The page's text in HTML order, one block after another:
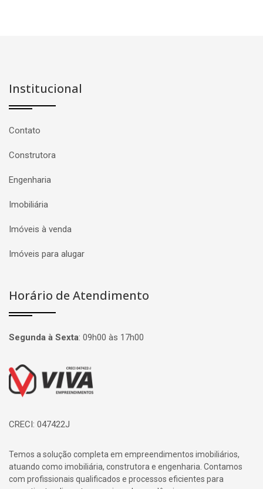
Institucional
Contato
Construtora
Engenharia
Imobiliária
Imóveis à venda
Imóveis para alugar
Horário de Atendimento
Segunda à Sexta: 09h00 às 17h00
Página inicial
CRECI: 047422J
Temos a solução completa em empreendimentos imobiliários,
atuando como imobiliária, construtora e engenharia. Contamos
com profissionais qualificados e processos eficientes para